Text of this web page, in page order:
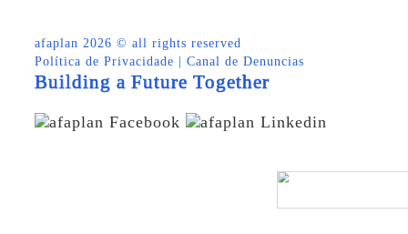
afaplan 2026 © all rights reserved
Política de Privacidade
Canal de Denuncias
Building a Future Together